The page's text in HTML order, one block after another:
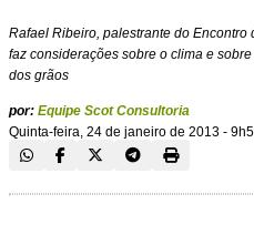
Rafael Ribeiro, palestrante do
faz considerações sobre o clima e
dos grãos
por: Equipe Scot Consultoria
Quinta-feira, 24 de janeiro de 2013 -